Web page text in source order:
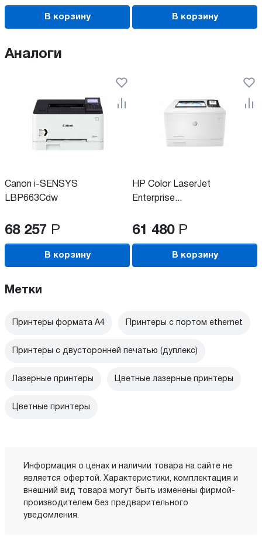
В корзину В корзину
Аналоги
Canon i-SENSYS
LBP663Cdw
68 257 Р
В корзину
HP Color LaserJet
Enterprise...
61 480 Р
В корзину
Метки
Принтеры формата А4 Принтеры с портом ethernet
Принтеры с двусторонней печатью (дуплекс)
Лазерные принтеры Цветные лазерные принтеры
Цветные принтеры
Информация о ценах и наличии товара на сайте не
является офертой. Характеристики, комплектация и
внешний вид товара могут быть изменены фирмой-
производителем без предварительного
уведомления.